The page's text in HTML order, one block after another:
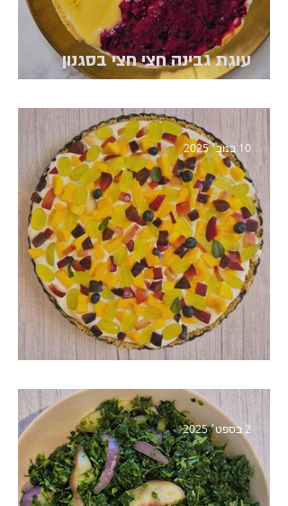
עוגת גבינה חצי חצי בסגנון
10 בנוב׳ 2025
2 בספט׳ 2025